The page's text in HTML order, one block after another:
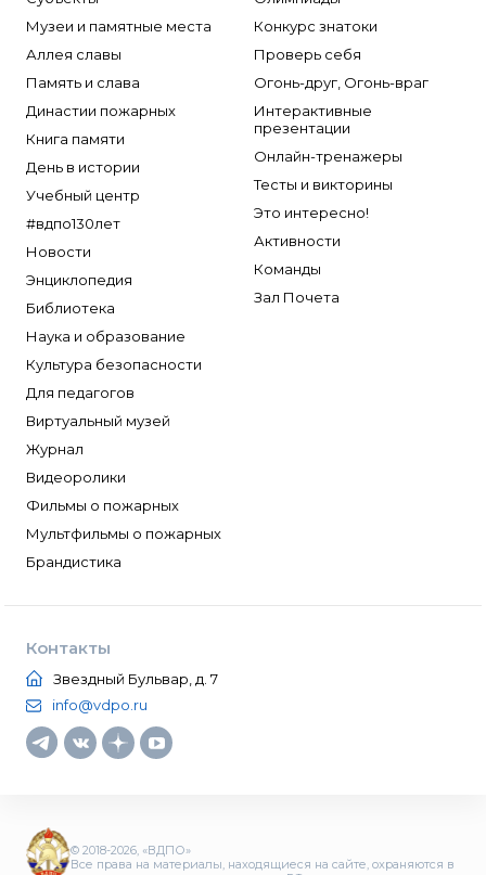
Музеи и памятные места
Аллея славы
Память и слава
Династии пожарных
Книга памяти
День в истории
Учебный центр
#вдпо130лет
Новости
Энциклопедия
Библиотека
Наука и образование
Культура безопасности
Для педагогов
Виртуальный музей
Журнал
Видеоролики
Фильмы о пожарных
Мультфильмы о пожарных
Брандистика
Конкурс знатоки
Проверь себя
Огонь-друг, Огонь-враг
Интерактивные
презентации
Онлайн-тренажеры
Тесты и викторины
Это интересно!
Активности
Команды
Зал Почета
Контакты
Звездный Бульвар, д. 7
info@vdpo.ru
© 2018-2026, «ВДПО»
Все права на материалы, находящиеся на сайте, охраняются в